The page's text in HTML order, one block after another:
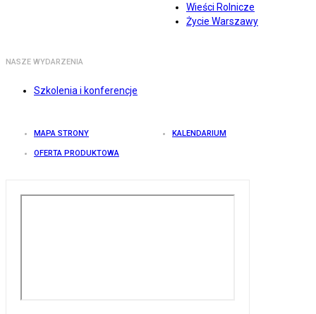
Wieści Rolnicze
Życie Warszawy
NASZE WYDARZENIA
Szkolenia i konferencje
MAPA STRONY KALENDARIUM
OFERTA PRODUKTOWA